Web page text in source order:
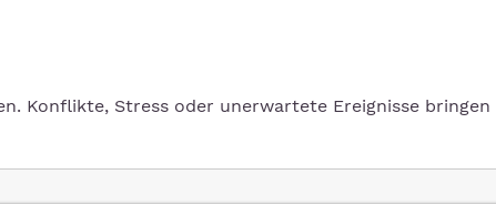
Konflikte, Stress oder unerwartete Ereignisse bringen